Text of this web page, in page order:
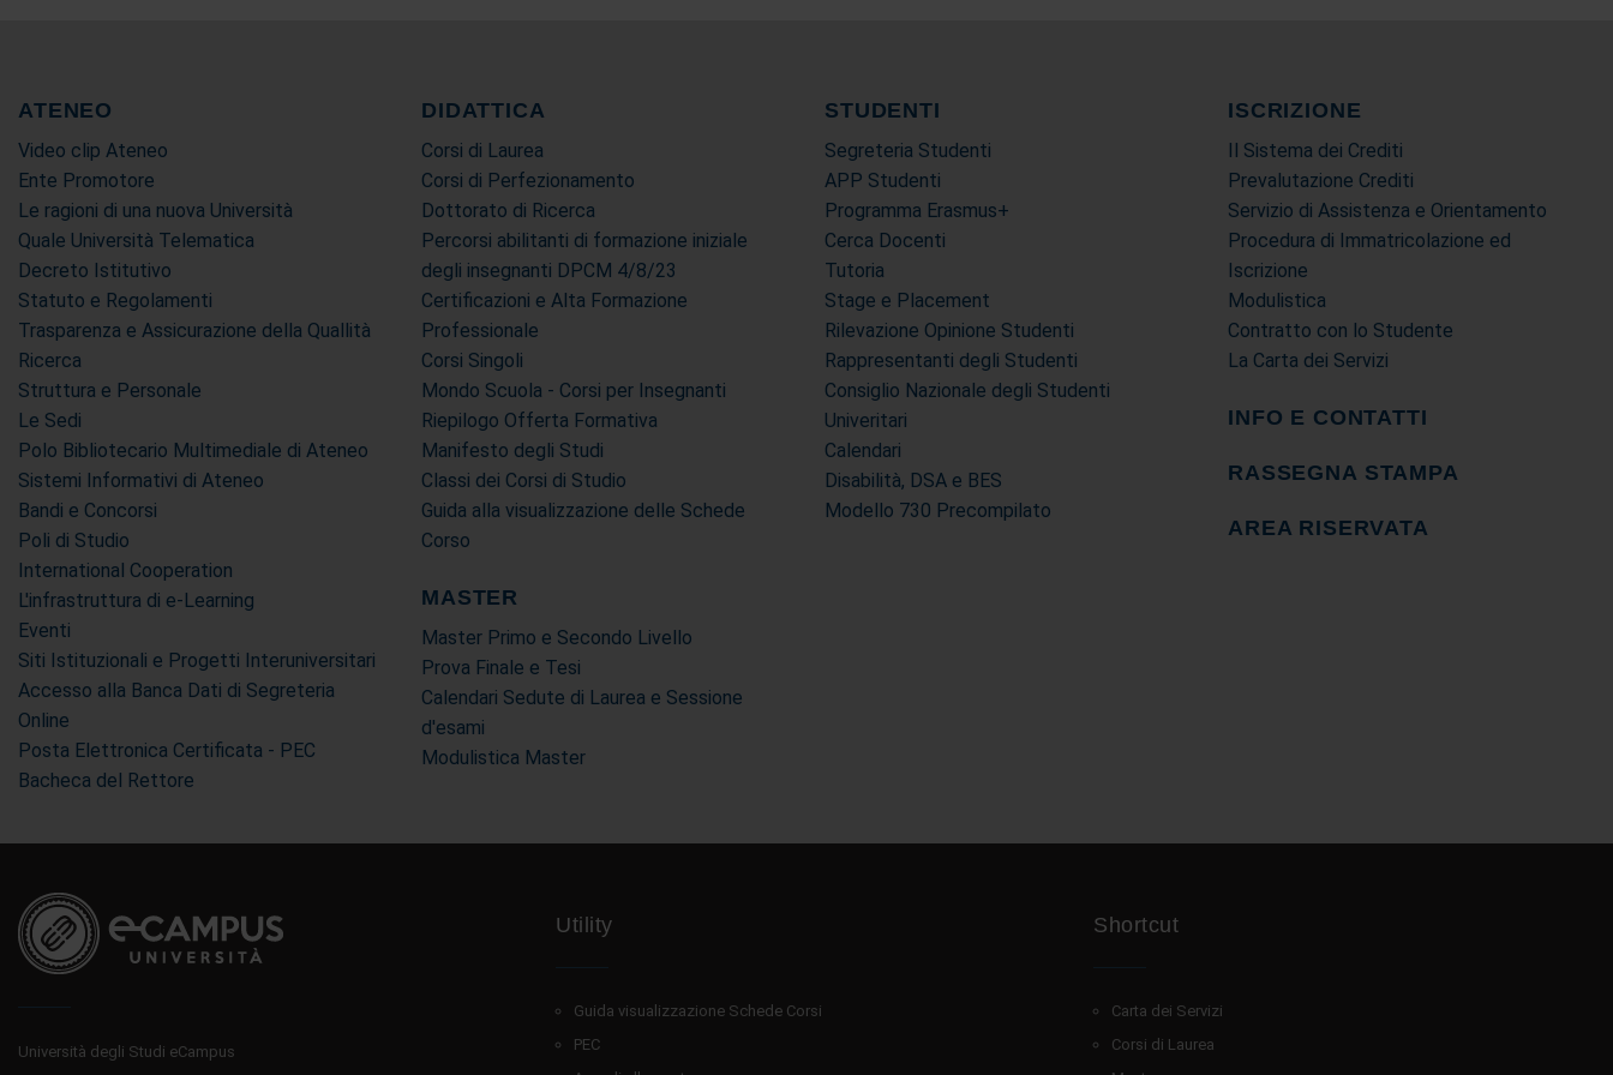
ATENEO
Video clip Ateneo
Ente Promotore
Le ragioni di una nuova Università
Quale Università Telematica
Decreto Istitutivo
Statuto e Regolamenti
Trasparenza e Assicurazione della Quallità
Ricerca
Struttura e Personale
Le Sedi
Polo Bibliotecario Multimediale di Ateneo
Sistemi Informativi di Ateneo
Bandi e Concorsi
Poli di Studio
International Cooperation
L'infrastruttura di e-Learning
Eventi
Siti Istituzionali e Progetti Interuniversitari
Accesso alla Banca Dati di Segreteria
Online
Posta Elettronica Certificata - PEC
Bacheca del Rettore
DIDATTICA
Corsi di Laurea
Corsi di Perfezionamento
Dottorato di Ricerca
Percorsi abilitanti di formazione iniziale
degli insegnanti DPCM 4/8/23
Certificazioni e Alta Formazione
Professionale
Corsi Singoli
Mondo Scuola - Corsi per Insegnanti
Riepilogo Offerta Formativa
Manifesto degli Studi
Classi dei Corsi di Studio
Guida alla visualizzazione delle Schede
Corso
MASTER
Master Primo e Secondo Livello
Prova Finale e Tesi
Calendari Sedute di Laurea e Sessione
d'esami
Modulistica Master
STUDENTI
Segreteria Studenti
APP Studenti
Programma Erasmus+
Cerca Docenti
Tutoria
Stage e Placement
Rilevazione Opinione Studenti
Rappresentanti degli Studenti
Consiglio Nazionale degli Studenti
Univeritari
Calendari
Disabilità, DSA e BES
Modello 730 Precompilato
ISCRIZIONE
Il Sistema dei Crediti
Prevalutazione Crediti
Servizio di Assistenza e Orientamento
Procedura di Immatricolazione ed
Iscrizione
Modulistica
Contratto con lo Studente
La Carta dei Servizi
INFO E CONTATTI
RASSEGNA STAMPA
AREA RISERVATA
Università degli Studi eCampus
Utility
Guida visualizzazione Schede Corsi
PEC
Shortcut
Carta dei Servizi
Corsi di Laurea